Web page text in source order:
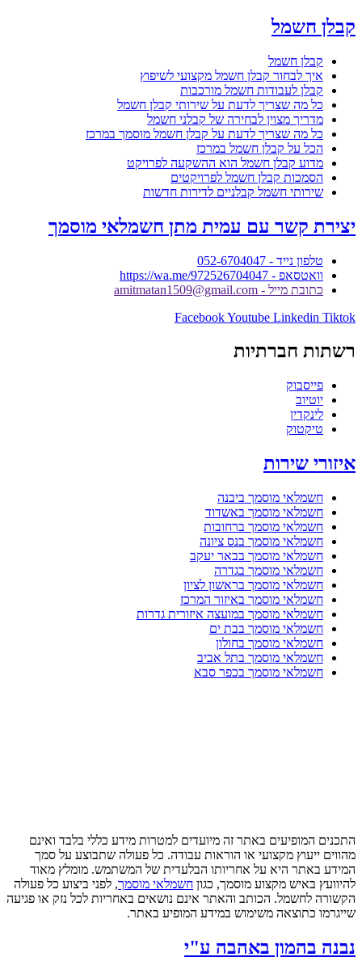
קבלן חשמל
קבלן חשמל
איך לבחור קבלן חשמל מקצועי לשיפוץ
קבלן לעבודות חשמל מורכבות
כל מה שצריך לדעת על שירותי קבלן חשמל
מדריך מצוין לבחירה של קבלני חשמל
כל מה שצריך לדעת על קבלן חשמל מוסמך במרכז
הכל על קבלן חשמל במרכז
מדוע קבלן חשמל הוא ההשקעה לפרויקט
הסמכות קבלן חשמל לפרויקטים
שירותי חשמל קבלניים לדירות חדשות
יצירת קשר עם עמית מתן חשמלאי מוסמך
טלפון נייד - 052-6704047
וואטסאפ - https://wa.me/972526704047
כתובת מייל - amitmatan1509@gmail.com
FacebookYoutube Linkedin Tiktok
רשתות חברתיות
פייסבוק
יוטיוב
לינקדין
טיקטוק
איזורי שירות
חשמלאי מוסמך ביבנה
חשמלאי מוסמך באשדוד
חשמלאי מוסמך ברחובות
חשמלאי מוסמך בנס ציונה
חשמלאי מוסמך בבאר יעקב
חשמלאי מוסמך בגדרה
חשמלאי מוסמך בראשון לציון
חשמלאי מוסמך באיזור המרכז
חשמלאי מוסמך במועצה איזורית גדרות
חשמלאי מוסמך בבת ים
חשמלאי מוסמך בחולון
חשמלאי מוסמך בתל אביב
חשמלאי מוסמך בכפר סבא
התכנים המופיעים באתר זה מיועדים למטרות מידע כללי בלבד ואינם
מהווים ייעוץ מקצועי או הוראות עבודה. כל פעולה שתבוצע על סמך
המידע באתר היא על אחריותו הבלעדית של המשתמש. מומלץ מאוד
להיוועץ באיש מקצוע מוסמך, כגון חשמלאי מוסמך, לפני ביצוע כל פעולה
הקשורה לחשמל. הכותב והאתר אינם נושאים באחריות לכל נזק או פגיעה
שייגרמו כתוצאה משימוש במידע המופיע באתר.
נבנה בהמון באהבה ע"י